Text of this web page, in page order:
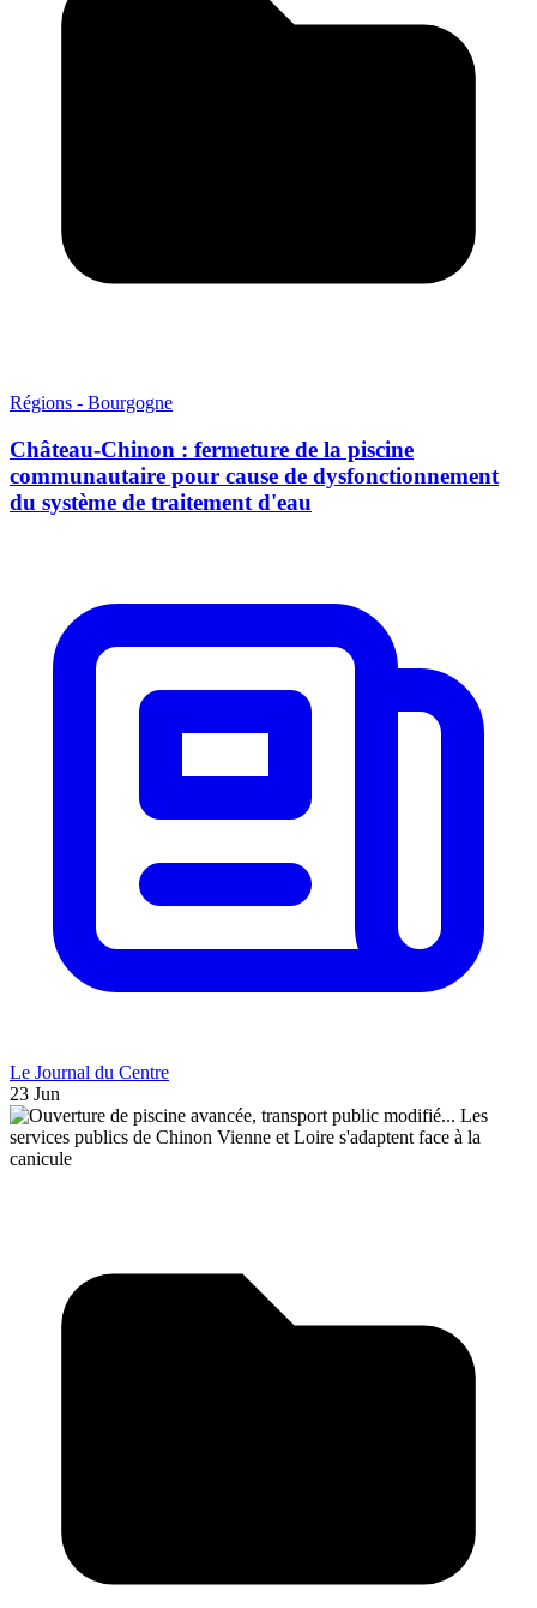
Régions - Bourgogne
Château-Chinon : fermeture de la piscine
communautaire pour cause de dysfonctionnement
du système de traitement d'eau
Le Journal du Centre
23 Jun